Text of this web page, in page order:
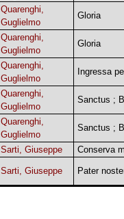
Quarenghi,
Guglielmo
Gloria
Quarenghi,
Guglielmo
Gloria
Quarenghi,
Guglielmo
Ingressa
Quarenghi,
Guglielmo
Sanctus ;
Quarenghi,
Guglielmo
Sanctus ;
Sarti, Giuseppe Conserva
Sarti, Giuseppe Pater